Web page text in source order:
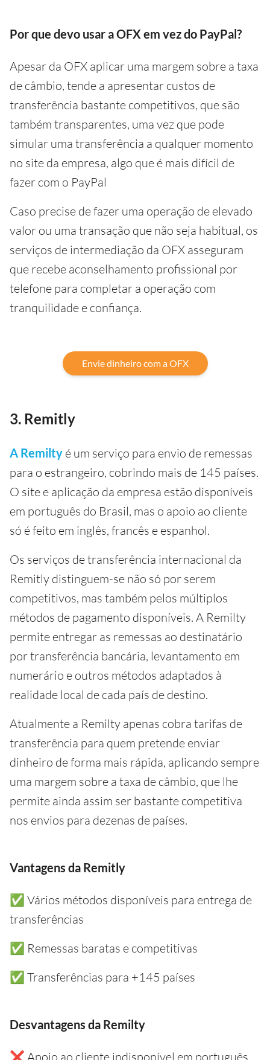
Por que devo usar a OFX em vez do PayPal?
Apesar da OFX aplicar uma margem sobre a taxa
de câmbio, tende a apresentar custos de
transferência bastante competitivos, que são
também transparentes, uma vez que pode
simular uma transferência a qualquer momento
no site da empresa, algo que é mais difícil de
fazer com o PayPal
Caso precise de fazer uma operação de elevado
valor ou uma transação que não seja habitual, os
serviços de intermediação da OFX asseguram
que recebe aconselhamento profissional por
telefone para completar a operação com
tranquilidade e confiança.
Envie dinheiro com a OFX
3. Remitly
A Remilty é um serviço para envio de remessas
para o estrangeiro, cobrindo mais de 145 países.
O site e aplicação da empresa estão disponíveis
em português do Brasil, mas o apoio ao cliente
só é feito em inglês, francês e espanhol.
Os serviços de transferência internacional da
Remitly distinguem-se não só por serem
competitivos, mas também pelos múltiplos
métodos de pagamento disponíveis. A Remilty
permite entregar as remessas ao destinatário
por transferência bancária, levantamento em
numerário e outros métodos adaptados à
realidade local de cada país de destino.
Atualmente a Remilty apenas cobra tarifas de
transferência para quem pretende enviar
dinheiro de forma mais rápida, aplicando sempre
uma margem sobre a taxa de câmbio, que lhe
permite ainda assim ser bastante competitiva
nos envios para dezenas de países.
Vantagens da Remitly
✅ Vários métodos disponíveis para entrega de
transferências
✅ Remessas baratas e competitivas
✅ Transferências para +145 países
Desvantagens da Remilty
❌ Apoio ao cliente indisponível em português